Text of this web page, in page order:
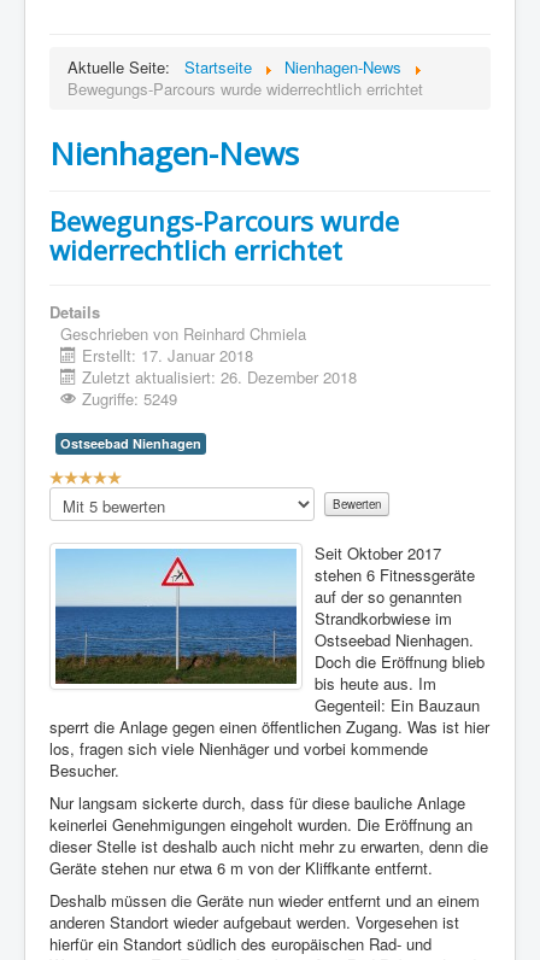
Aktuelle Seite: Startseite
Nienhagen-News
Bewegungs-Parcours wurde widerrechtlich errichtet
Nienhagen-News
Bewegungs-Parcours wurde
widerrechtlich errichtet
Details
Geschrieben von Reinhard Chmiela
Erstellt: 17. Januar 2018
Zuletzt aktualisiert: 26. Dezember 2018
Zugriffe: 5249
Ostseebad Nienhagen
Bewertung:
Bitte
bewerten
Seit Oktober 2017
stehen 6 Fitnessgeräte
auf der so genannten
Strandkorbwiese im
Ostseebad Nienhagen.
Doch die Eröffnung blieb
bis heute aus. Im
Gegenteil: Ein Bauzaun
sperrt die Anlage gegen einen öffentlichen Zugang. Was ist hier
los, fragen sich viele Nienhäger und vorbei kommende
Besucher.
Nur langsam sickerte durch, dass für diese bauliche Anlage
keinerlei Genehmigungen eingeholt wurden. Die Eröffnung an
dieser Stelle ist deshalb auch nicht mehr zu erwarten, denn die
Geräte stehen nur etwa 6 m von der Kliffkante entfernt.
Deshalb müssen die Geräte nun wieder entfernt und an einem
anderen Standort wieder aufgebaut werden. Vorgesehen ist
hierfür ein Standort südlich des europäischen Rad- und